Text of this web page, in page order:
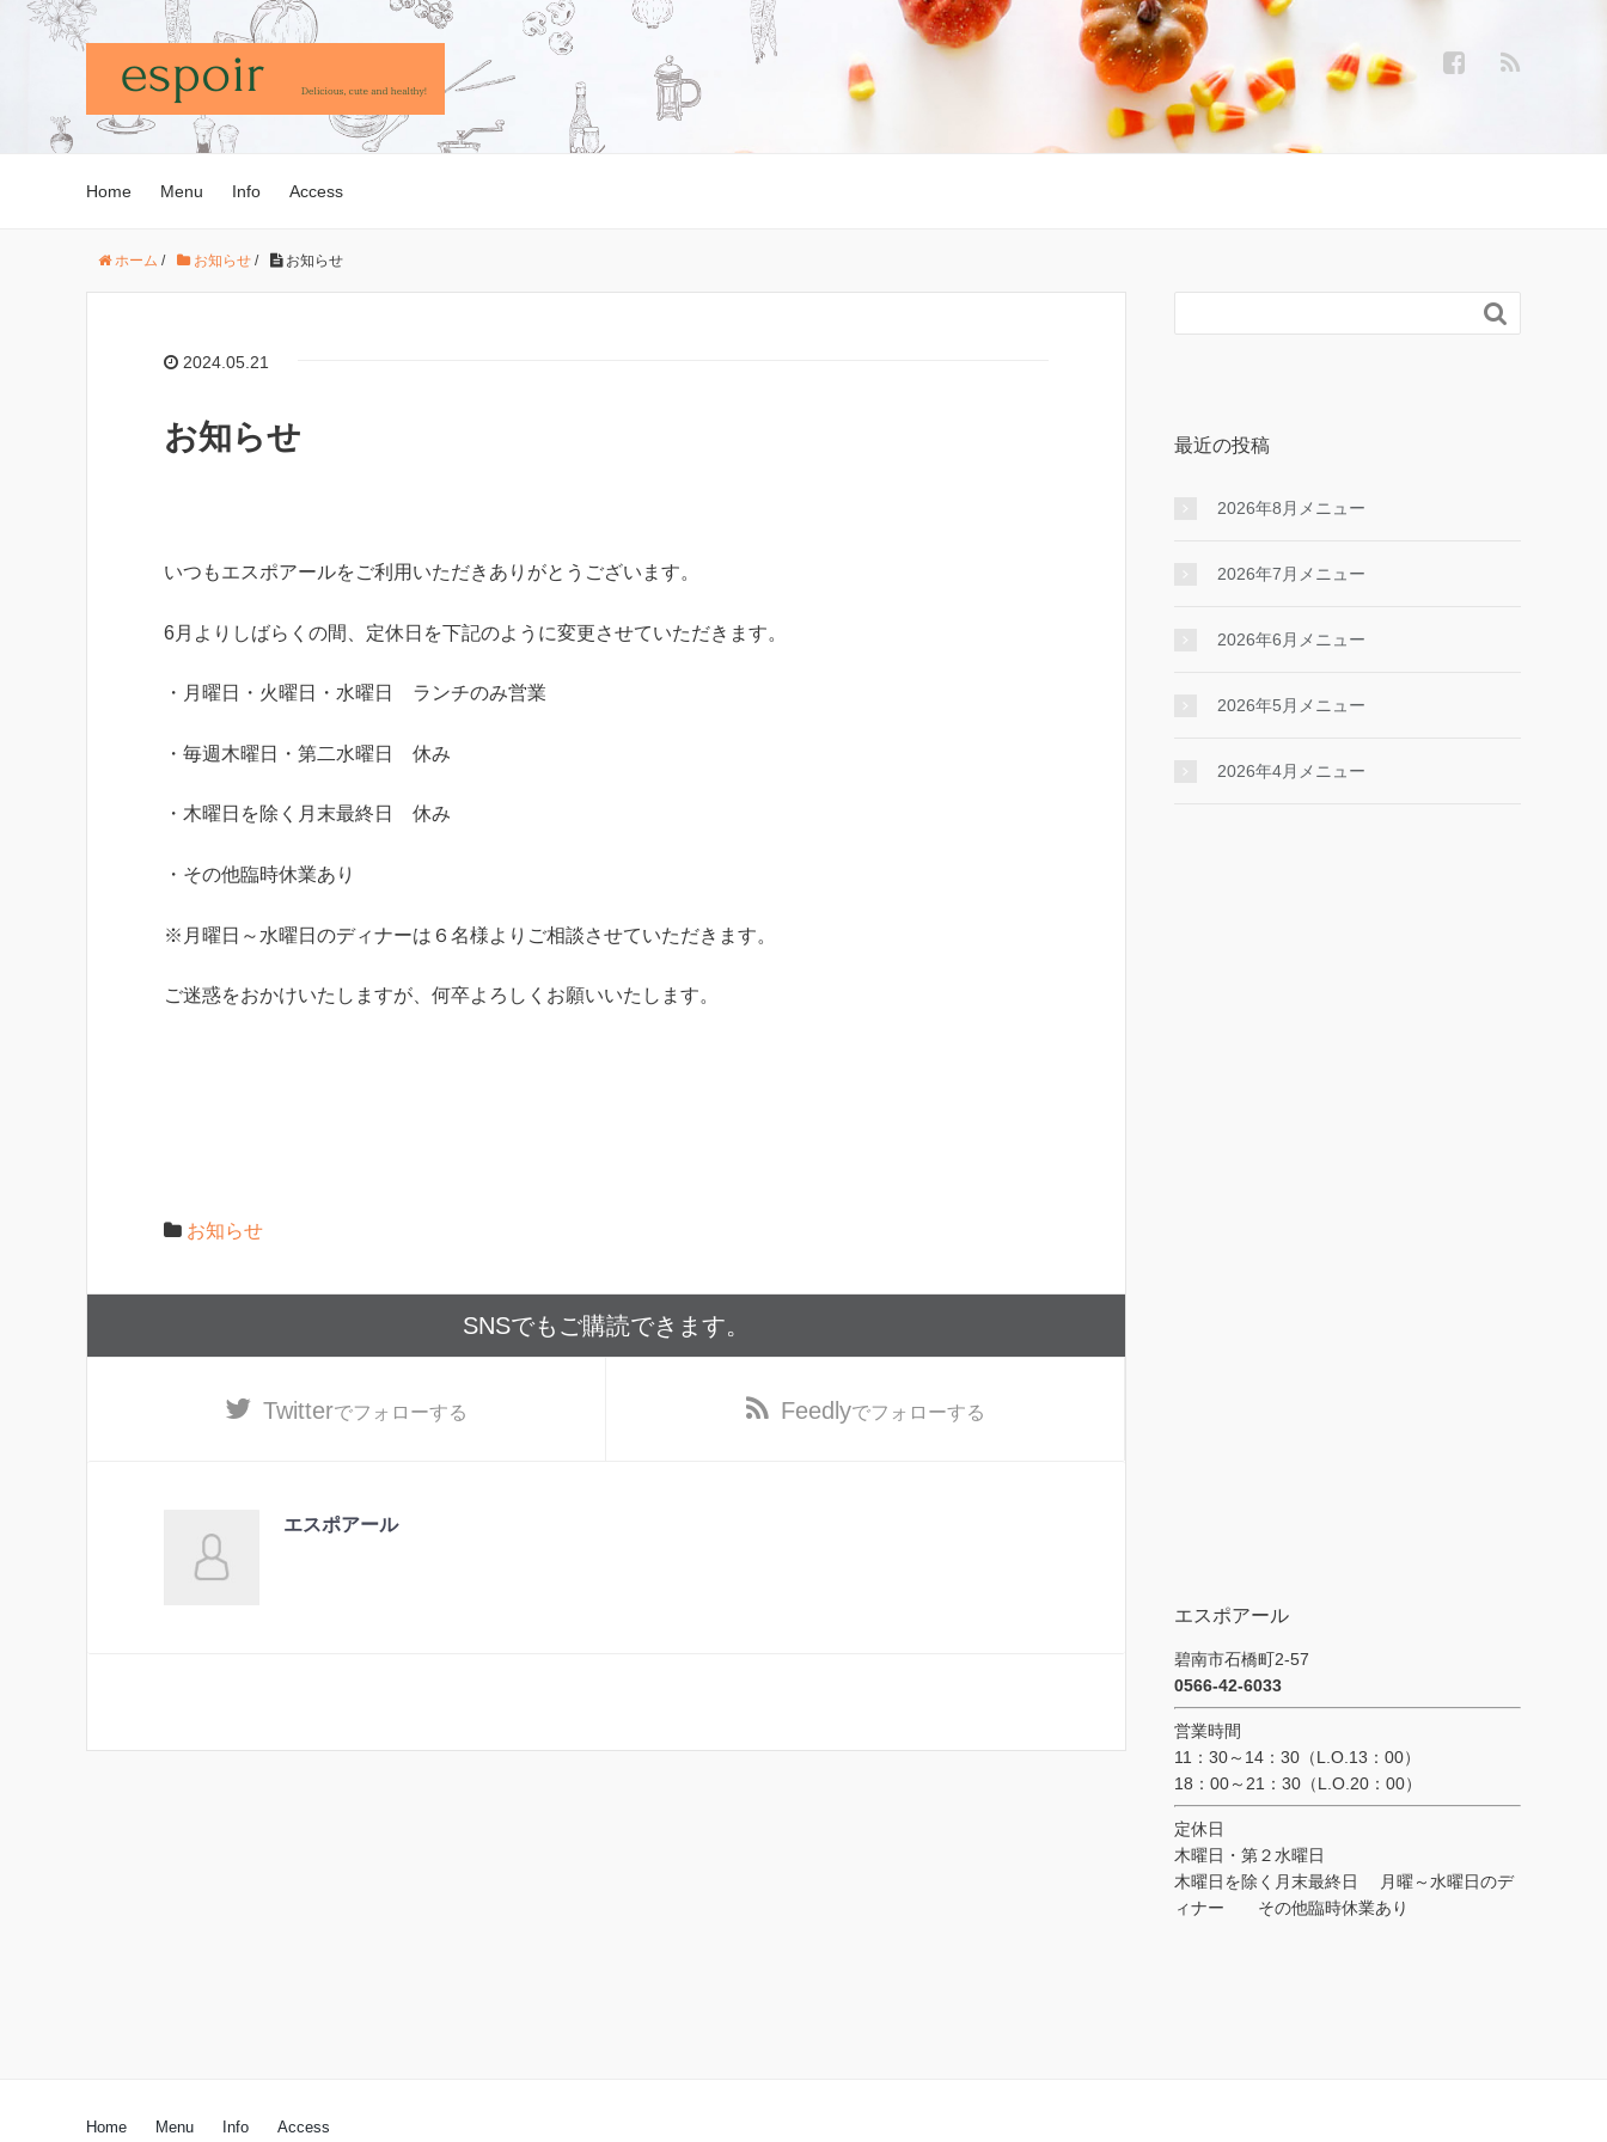
Home Menu Info Access
ホーム / お知らせ / お知らせ
2024.05.21
お知らせ
いつもエスポアールをご利用いただきありがとうございます。
6月よりしばらくの間、定休日を下記のように変更させていただきます。
・月曜日・火曜日・水曜日 ランチのみ営業
・毎週木曜日・第二水曜日 休み
・木曜日を除く月末最終日 休み
・その他臨時休業あり
※月曜日～水曜日のディナーは６名様よりご相談させていただきます。
ご迷惑をおかけいたしますが、何卒よろしくお願いいたします。
お知らせ
SNSでもご購読できます。
Twitterでフォローする Feedlyでフォローする
エスポアール

最近の投稿
2026年8月メニュー
2026年7月メニュー
2026年6月メニュー
2026年5月メニュー
2026年4月メニュー
エスポアール
碧南市石橋町2-57
0566-42-6033
営業時間
11：30～14：30（L.O.13：00）
18：00～21：30（L.O.20：00）
定休日
木曜日・第２水曜日
木曜日を除く月末最終日 月曜～水曜日のデ
ィナー その他臨時休業あり
Home Menu Info Access